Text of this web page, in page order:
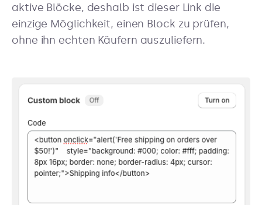
aktive Blöcke, deshalb ist dieser Link die
einzige Möglichkeit, einen Block zu prüfen,
ohne ihn echten Käufern auszuliefern.